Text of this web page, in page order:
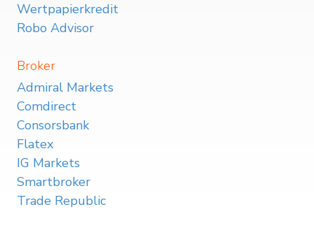
Wertpapierkredit
Robo Advisor
Broker
Admiral Markets
Comdirect
Consorsbank
Flatex
IG Markets
Smartbroker
Trade Republic